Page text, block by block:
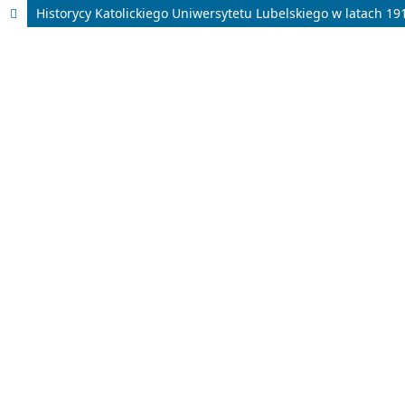
Historycy Katolickiego Uniwersytetu Lubelskiego w latach